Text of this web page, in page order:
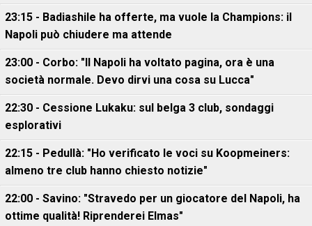
23:15 - Badiashile ha offerte, ma vuole la Champions: il
Napoli può chiudere ma attende
23:00 - Corbo: "Il Napoli ha voltato pagina, ora è una
società normale. Devo dirvi una cosa su Lucca"
22:30 - Cessione Lukaku: sul belga 3 club, sondaggi
esplorativi
22:15 - Pedullà: "Ho verificato le voci su Koopmeiners:
almeno tre club hanno chiesto notizie"
22:00 - Savino: "Stravedo per un giocatore del Napoli, ha
ottime qualità! Riprenderei Elmas"